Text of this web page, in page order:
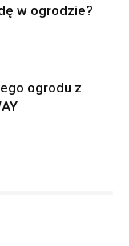
w ogrodzie?
ogrodu z